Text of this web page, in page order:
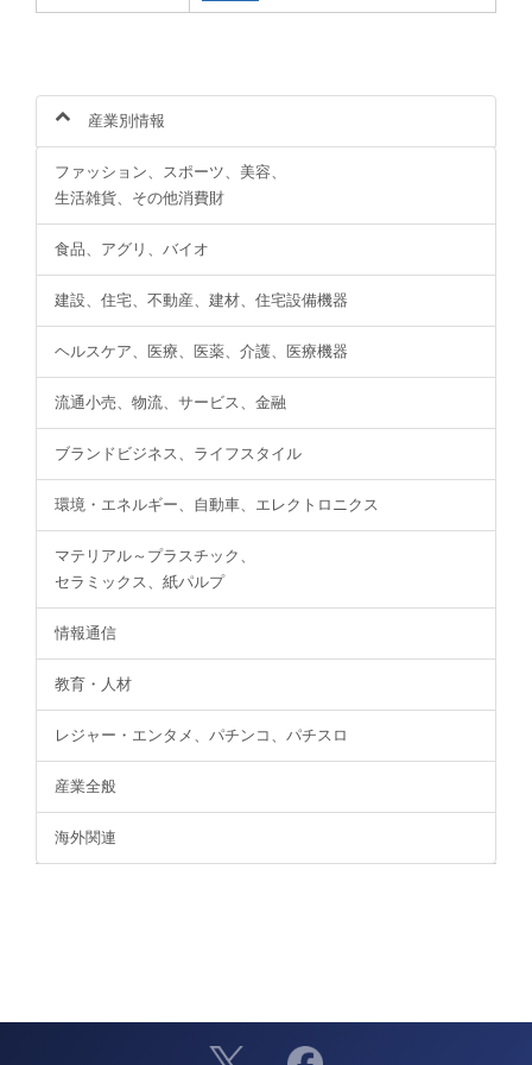
産業別情報
ファッション、スポーツ、美容、
生活雑貨、その他消費財
食品、アグリ、バイオ
建設、住宅、不動産、建材、住宅設備機器
ヘルスケア、医療、医薬、介護、医療機器
流通小売、物流、サービス、金融
ブランドビジネス、ライフスタイル
環境・エネルギー、自動車、エレクトロニクス
マテリアル～プラスチック、
セラミックス、紙パルプ
情報通信
教育・人材
レジャー・エンタメ、パチンコ、パチスロ
産業全般
海外関連